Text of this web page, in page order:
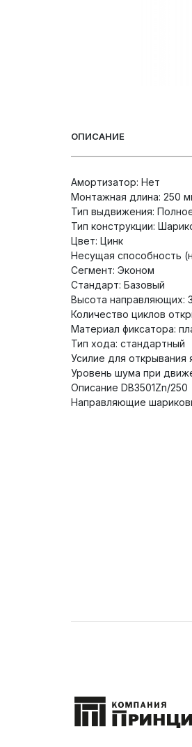
ОПИСАНИЕ
Амортизатор: Нет
Монтажная длина: 250
Тип выдвижения:
Тип конструкции:
Цвет: Цинк
Несущая способность
Сегмент: Эконом
Стандарт: Базовый
Высота направляющих:
Количество циклов
Материал фиксатора:
Тип хода: стандартный
Усилие для открывания
Уровень шума при
Описание DB3501Zn/250
Направляющие